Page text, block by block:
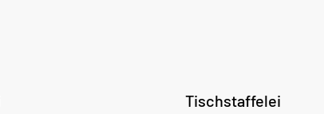
Tischstaffelei